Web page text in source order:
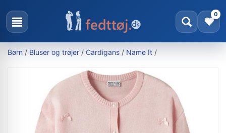
0
Børn / Bluser og trøjer / Cardigans / Name It /